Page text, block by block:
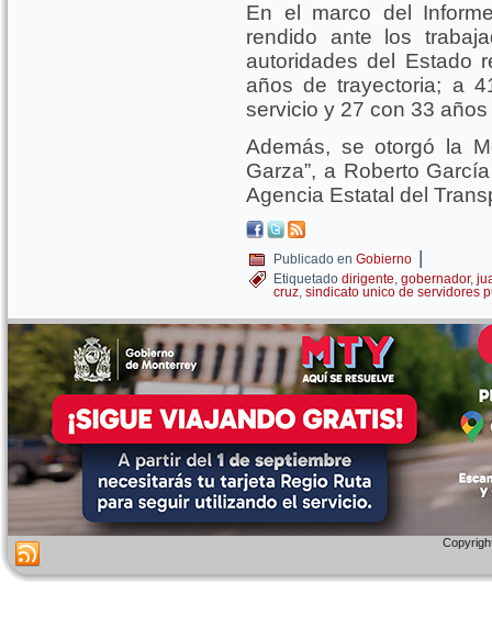
En el marco del
rendido ante los
autoridades del Estado
años de trayectoria; a
servicio y 27 con 33
Además, se otorgó la
Garza”, a Roberto
Agencia Estatal del
Publicado en Gobierno |
Etiquetado dirigente, gobernador,
cruz, sindicato unico de servidores